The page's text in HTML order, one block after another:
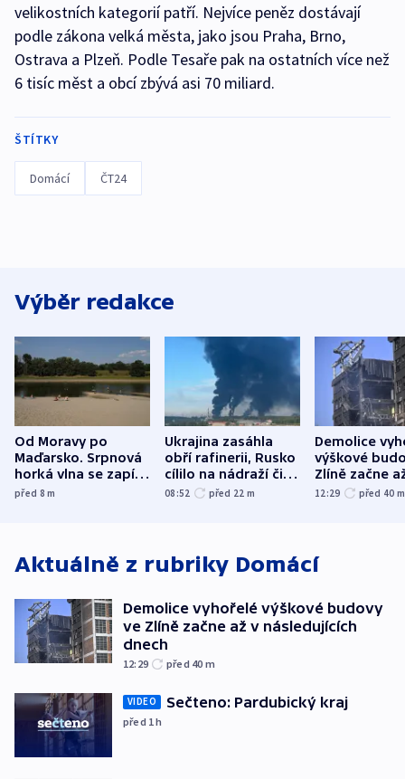
velikostních kategorií patří. Nejvíce peněz dostávají
podle zákona velká města, jako jsou Praha, Brno,
Ostrava a Plzeň. Podle Tesaře pak na ostatních více než
6 tisíc měst a obcí zbývá asi 70 miliard.
ŠTÍTKY
Domácí ČT24
Výběr redakce
Od Moravy po
Maďarsko. Srpnová
horká vlna se zapíše
do dějin
před 8m
Ukrajina zasáhla
obří rafinerii, Rusko
cílilo na nádraží či
autobus
08:52 před 22 m
Demolice
výškové
Zlíně začne
následujících
12:29 před 40 m
Aktuálně z rubriky Domácí
Demolice vyhořelé výškové budovy
ve Zlíně začne až v následujících
dnech
12:29 před 40 m
VIDEO Sečteno: Pardubický kraj
před 1h